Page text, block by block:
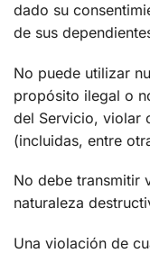
dado su
de sus
No puede utilizar
propósito ilegal o
del Servicio, violar
(incluidas, entre
No debe transmitir
naturaleza
Una violación de